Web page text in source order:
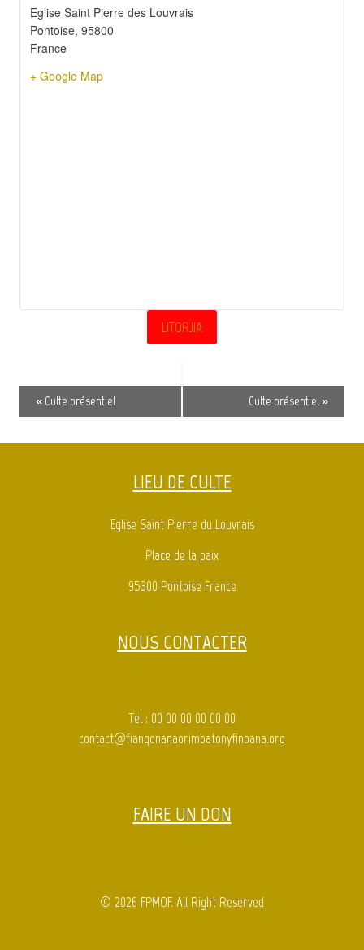
Eglise Saint Pierre des Louvrais
Pontoise, 95800
France
+ Google Map
LITORJIA
Navigation
« Culte présentiel Culte présentiel »
LIEU DE CULTE
Eglise Saint Pierre du Louvrais
Place de la paix
95300 Pontoise France
NOUS CONTACTER
Tel : 00 00 00 00 00 00
contact@fiangonanaorimbatonyfinoana.org
FAIRE UN DON
© 2026 FPMOF. All Right Reserved